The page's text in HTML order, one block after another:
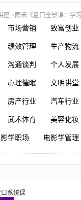
座 >雨禾《盘口全景课：学
市场营销 致富创业
绩效管理 生产物流
沟通谈判 个人发展
心理催眠 文明讲堂
房产行业 汽车行业
武术体育 美容化妆
学职场 电影学管理
系统课